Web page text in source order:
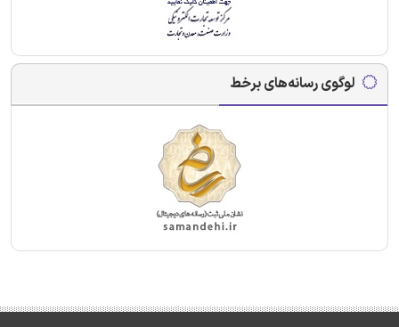
لوگوی رسانه‌های برخط